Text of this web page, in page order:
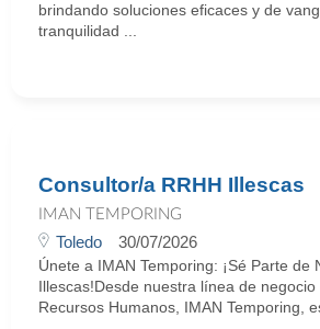
brindando soluciones eficaces y de
tranquilidad ...
Consultor/a RRHH Illescas
IMAN TEMPORING
Toledo 30/07/2026
Únete a IMAN Temporing: ¡Sé Parte de
Illescas!Desde nuestra línea de
Recursos Humanos, IMAN Temporing,